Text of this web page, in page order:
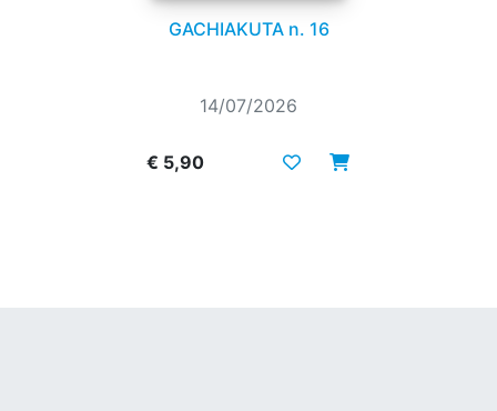
GACHIAKUTA n. 16
14/07/2026
€ 5,90